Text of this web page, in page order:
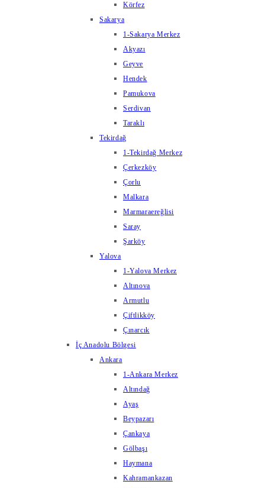
Körfez
Sakarya
1-Sakarya Merkez
Akyazı
Geyve
Hendek
Pamukova
Serdivan
Taraklı
Tekirdağ
1-Tekirdağ Merkez
Çerkezköy
Çorlu
Malkara
Marmaraereğlisi
Saray
Şarköy
Yalova
1-Yalova Merkez
Altınova
Armutlu
Çiftlikköy
Çınarcık
İç Anadolu Bölgesi
Ankara
1-Ankara Merkez
Altındağ
Ayaş
Beypazarı
Çankaya
Gölbaşı
Haymana
Kahramankazan